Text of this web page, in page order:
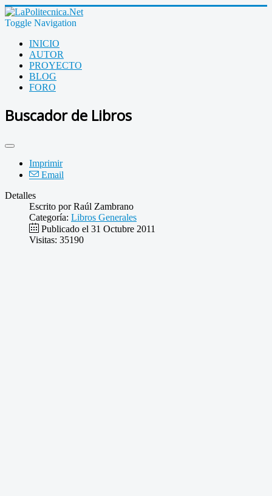
Toggle Navigation
INICIO
AUTOR
PROYECTO
BLOG
FORO
Buscador de Libros
Imprimir
Email
Detalles
Escrito porRaúl Zambrano
Categoría: Libros Generales
Publicado el 31 Octubre 2011
Visitas: 35190